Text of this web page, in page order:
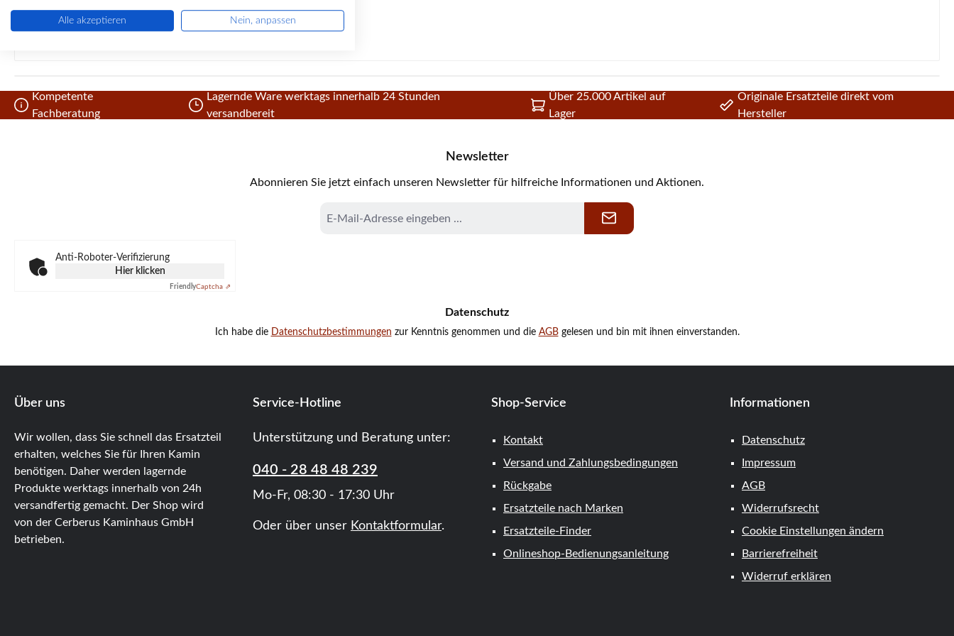
Ofensteine, Brennofensteine
Kompetente
Fachberatung
Lagernde Ware werktags innerhalb 24 Stunden
versandbereit
Über 25.000 Artikel auf
Lager
Originale Ersatzteile direkt vom
Hersteller
Newsletter
Abonnieren Sie jetzt einfach unseren Newsletter für hilfreiche Informationen und Aktionen.
Mail-
Anti-Roboter-Verifizierung
Hier klicken
FriendlyCaptcha ⇗
Datenschutz
Ich habe die Datenschutzbestimmungen zur Kenntnis genommen und die AGBgelesen und bin mit ihnen einverstanden.
Über uns
Wir wollen, dass Sie schnell das Ersatzteil
erhalten, welches Sie für Ihren Kamin
benötigen. Daher werden lagernde
Produkte werktags innerhalb von 24h
versandfertig gemacht. Der Shop wird
von der Cerberus Kaminhaus GmbH
betrieben.
Service-Hotline
Unterstützung und Beratung unter:
040 - 28 48 48 239
Mo-Fr, 08:30 - 17:30 Uhr
Oder über unser Kontaktformular.
Shop-Service
Kontakt
Versand und Zahlungsbedingungen
Rückgabe
Ersatzteile nach Marken
Ersatzteile-Finder
Onlineshop-Bedienungsanleitung
Informationen
Datenschutz
Impressum
AGB
Widerrufsrecht
Cookie Einstellungen ändern
Barrierefreiheit
Widerruf erklären
Alle akzeptieren Nein, anpassen